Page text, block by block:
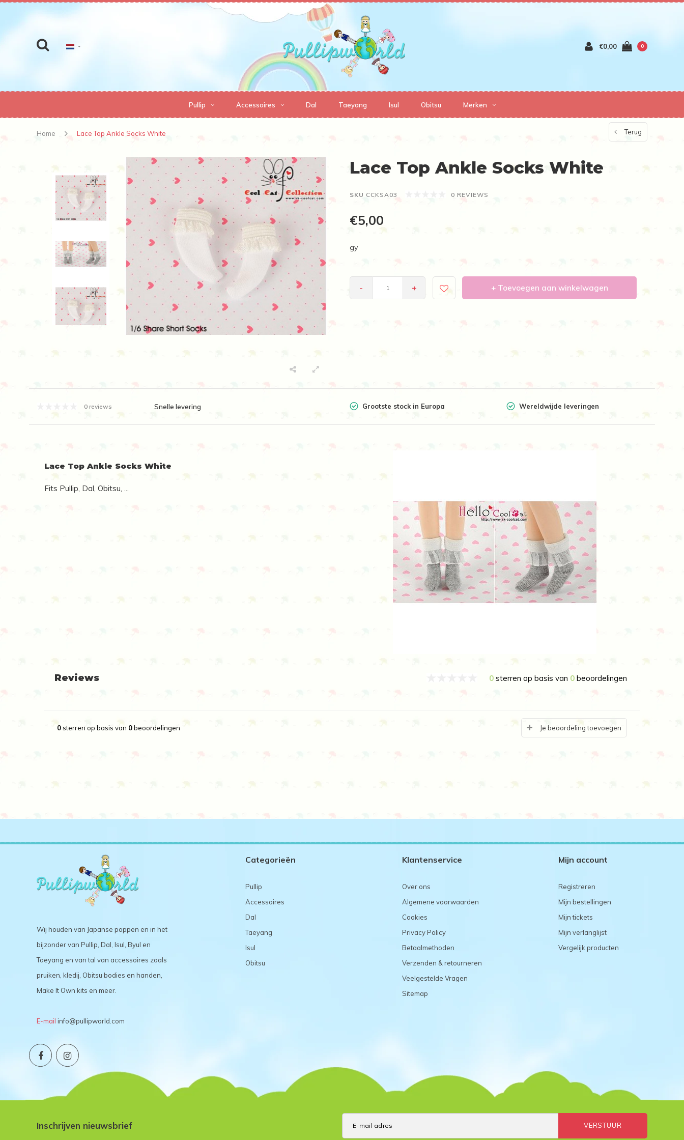
€0,00 0
Pullip Accessoires Dal Taeyang Isul Obitsu Merken
Home Lace Top Ankle Socks White Terug
Lace Top Ankle Socks White
SKU CCKSA03 0 REVIEWS
€5,00
gy
- + + Toevoegen aan winkelwagen
0 reviews Snelle levering Grootste stock in Europa Wereldwijde leveringen
Lace Top Ankle Socks White
Fits Pullip, Dal, Obitsu, ...
Reviews 0 sterren op basis van 0 beoordelingen
0sterren op basis van 0beoordelingen Je beoordeling toevoegen
Wij houden van Japanse poppen en in het
bijzonder van Pullip, Dal, Isul, Byul en
Taeyang en van tal van accessoires zoals
pruiken, kledij, Obitsu bodies en handen,
Make It Own kits en meer.
E-mail info@pullipworld.com
Categorieën
Pullip
Accessoires
Dal
Taeyang
Isul
Obitsu
Klantenservice
Over ons
Algemene voorwaarden
Cookies
Privacy Policy
Betaalmethoden
Verzenden & retourneren
Veelgestelde Vragen
Sitemap
Mijn account
Registreren
Mijn bestellingen
Mijn tickets
Mijn verlanglijst
Vergelijk producten
Inschrijven nieuwsbrief VERSTUUR